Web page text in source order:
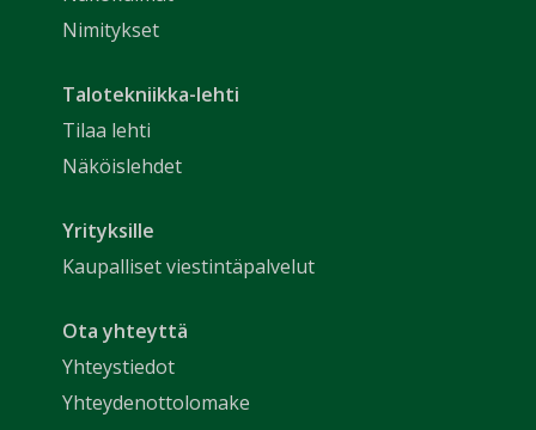
Nimitykset
Talotekniikka-lehti
Tilaa lehti
Näköislehdet
Yrityksille
Kaupalliset viestintäpalvelut
Ota yhteyttä
Yhteystiedot
Yhteydenottolomake